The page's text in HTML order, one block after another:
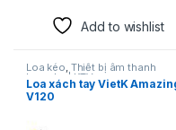
Add to wishlist
Loa kéo, Thiết bị âm thanh
karaoke | KTV
Loa xách tay VietK
V120